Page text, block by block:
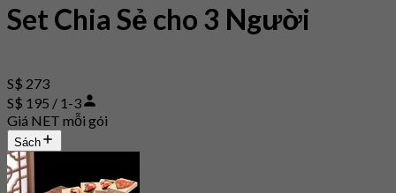
Set Chia Sẻ cho 3 Người
S$ 273
S$ 195 / 1-3
Giá NET mỗi gói
Sách